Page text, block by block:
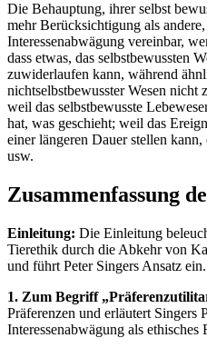
Die Behauptung, ihrer selbst
mehr Berücksichtigung als
Interessenabwägung vereinbar,
dass etwas, das selbstbewussten
zuwiderlaufen kann, während
nichtselbstbewusster Wesen nicht
weil das selbstbewusste
hat, was geschieht; weil das
einer längeren Dauer stellen
usw.
Zusammenfassung
Einleitung: Die Einleitung
Tierethik durch die Abkehr von
und führt Peter Singers Ansatz ein.
1. Zum Begriff
Präferenzen und erläutert Singers
Interessenabwägung als ethisches